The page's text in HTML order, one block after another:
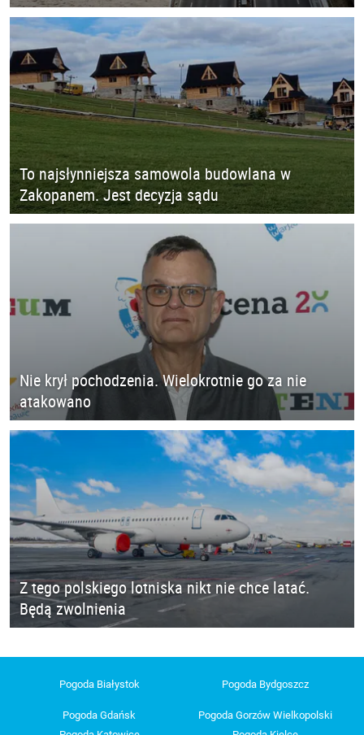
To najsłynniejsza samowola budowlana w
Zakopanem. Jest decyzja sądu
Nie krył pochodzenia. Wielokrotnie go za nie
atakowano
Z tego polskiego lotniska nikt nie chce latać.
Będą zwolnienia
Pogoda Białystok Pogoda Bydgoszcz
Pogoda Gdańsk
Pogoda Gorzów Wielkopolski